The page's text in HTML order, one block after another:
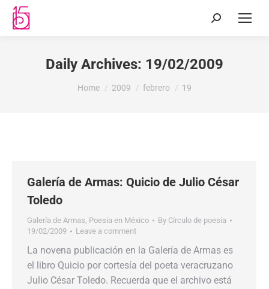
Daily Archives: 19/02/2009
You are here:
Home 2009 febrero 19
Galería de Armas: Quicio de Julio César
Toledo
Galería de Armas, Poesía en México By Círculo de poesía
19/02/2009
Leave a comment
La novena publicación en la Galería de Armas es
el libro Quicio por cortesía del poeta veracruzano
Julio César Toledo. Recuerda que el archivo está